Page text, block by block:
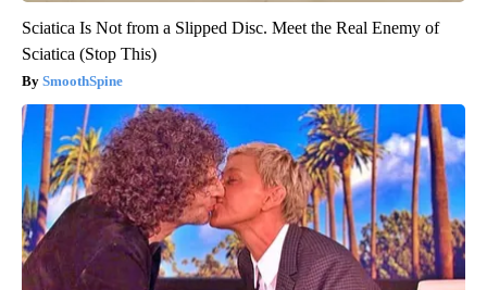
Sciatica Is Not from a Slipped Disc. Meet the Real Enemy of
Sciatica (Stop This)
SmoothSpine